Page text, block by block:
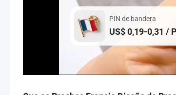
PIN de bandera
US$ 0,19-0,31 /